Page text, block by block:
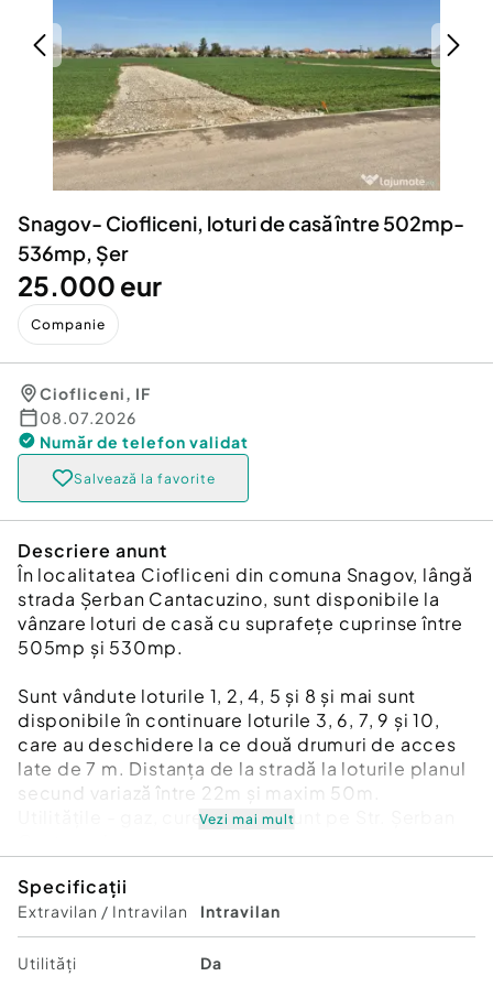
Servicii
Animale de companie
Afaceri și echipamente profesionale
Inchiriere Bunuri si Vehicule
Utilaje agricole si industriale
Piese auto si accesorii
Dacia Duster
Snagov- Ciofliceni, loturi de casă între 502mp-
536mp, Șer
25.000 eur
Companie
Ciofliceni, IF
08.07.2026
Număr de telefon validat
Salvează la favorite
Descriere anunt
În localitatea Ciofliceni din comuna Snagov, lângă
strada Șerban Cantacuzino, sunt disponibile la
vânzare loturi de casă cu suprafețe cuprinse între
505mp și 530mp.
Sunt vândute loturile 1, 2, 4, 5 și 8 și mai sunt
disponibile în continuare loturile 3, 6, 7, 9 și 10,
care au deschidere la ce două drumuri de acces
late de 7 m. Distanța de la stradă la loturile planul
secund variază între 22m și maxim 50m.
Utilitățile - gaz, curent, apă - sunt pe Str. Șerban
Pădurea Snagov este la 200m, deci liniștea și
aerul curat sunt asigurate. În imediata apropiere
se află Școala Internațională Class și Mănăstirea
Carmelitană, înconjurată de spații verzi foarte
Vezi mai mult
Specificații
Extravilan / Intravilan Intravilan
Utilități Da